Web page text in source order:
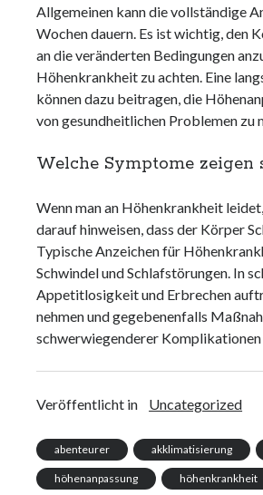
Allgemeinen kann die vollständige
Wochen dauern. Es ist wichtig, den
an die veränderten Bedingungen
Höhenkrankheit zu achten. Eine
können dazu beitragen, die
von gesundheitlichen Problemen zu
Welche Symptome
Wenn man an Höhenkrankheit
darauf hinweisen, dass der Körper
Typische Anzeichen für
Schwindel und Schlafstörungen. In
Appetitlosigkeit und Erbrechen
nehmen und gegebenenfalls
schwerwiegenderer Komplikationen
Veröffentlicht in Uncategorized
abenteurer akklimatisierung
höhenanpassung höhenkrankheit